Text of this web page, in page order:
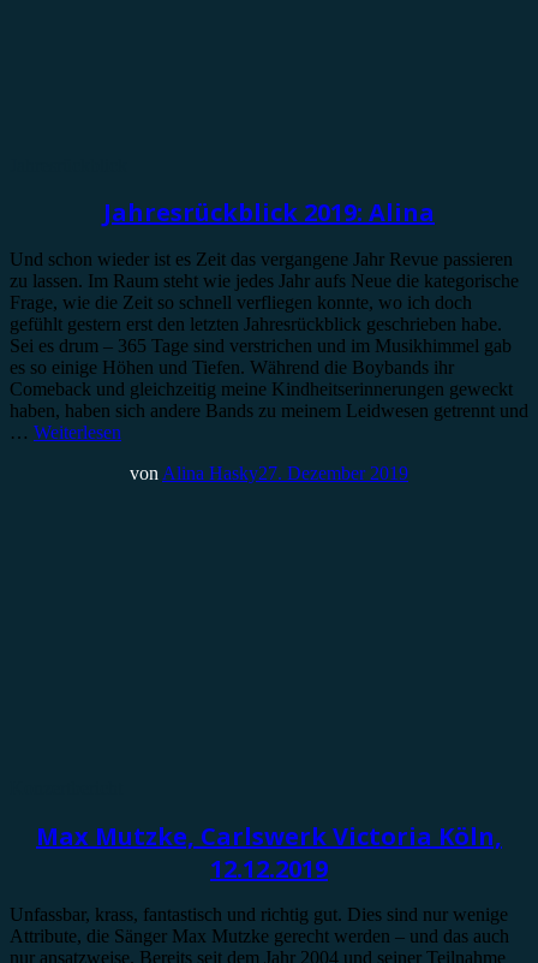
Jahresrückblick 2019: Alina
Und schon wieder ist es Zeit das vergangene Jahr Revue passieren
zu lassen. Im Raum steht wie jedes Jahr aufs Neue die kategorische
Frage, wie die Zeit so schnell verfliegen konnte, wo ich doch
gefühlt gestern erst den letzten Jahresrückblick geschrieben habe.
Sei es drum – 365 Tage sind verstrichen und im Musikhimmel gab
es so einige Höhen und Tiefen. Während die Boybands ihr
Comeback und gleichzeitig meine Kindheitserinnerungen geweckt
haben, haben sich andere Bands zu meinem Leidwesen getrennt und
… Weiterlesen
von Alina Hasky27. Dezember 2019
Max Mutzke, Carlswerk Victoria Köln,
12.12.2019
Unfassbar, krass, fantastisch und richtig gut. Dies sind nur wenige
Attribute, die Sänger Max Mutzke gerecht werden – und das auch
nur ansatzweise. Bereits seit dem Jahr 2004 und seiner Teilnahme